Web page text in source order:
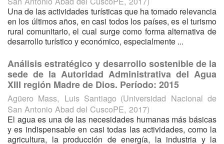
Una de las actividades turísticas que ha tomado relevancia
en los últimos años, en casi todos los países, es el turismo
rural comunitario, el cual surge como forma alternativa de
desarrollo turístico y económico, especialmente ...
Análisis estratégico y desarrollo sostenible de la
sede de la Autoridad Administrativa del Agua
XIII región Madre de Dios. Período: 2015
Agüero Mass, Luis Santiago (Universidad Nacional de
San Antonio Abad del CuscoPE, 2017)
El agua es una de las necesidades humanas más básicas
y es indispensable en casi todas las actividades, como la
agricultura, la producción de energía, la industria y la